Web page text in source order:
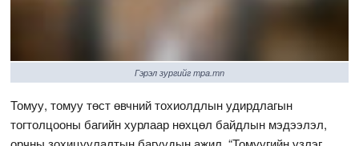
Гэрэл зургийг mpa.mn
Томуу, томуу төст өвчний тохиолдлын удирдлагын
тогтолцооны багийн хурлаар нөхцөл байдлын мэдээлэл,